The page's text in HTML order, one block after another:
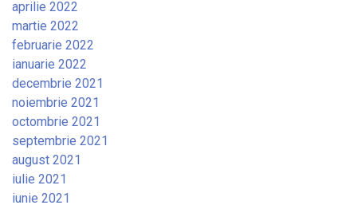
aprilie 2022
martie 2022
februarie 2022
ianuarie 2022
decembrie 2021
noiembrie 2021
octombrie 2021
septembrie 2021
august 2021
iulie 2021
iunie 2021